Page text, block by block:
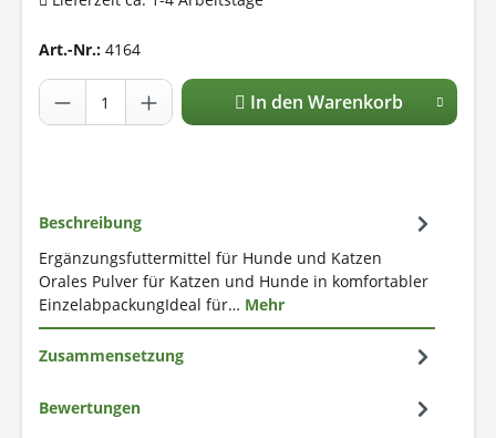
Art.-Nr.: 4164
In den Warenkorb
Beschreibung
Ergänzungsfuttermittel für Hunde und Katzen
Orales Pulver für Katzen und Hunde in komfortabler
EinzelabpackungIdeal für… Mehr
Zusammensetzung
Bewertungen